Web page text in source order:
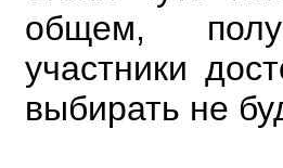
общем,
участники
выбирать не